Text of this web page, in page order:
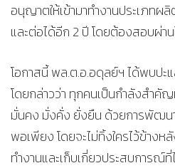
อนุญาตให้เข้ามาทำงานประเภทผลิ
และต่อได้อีก 2 ปี โดยต้องสอบผ่า
โอกาสนี้ พล.ต.อ.อดุลย์ฯ ได้พบปะแ
โดยกล่าวว่า ทุกคนเป็นกำลังสำคัญ
มั่นคง มั่งคั่ง ยั่งยืน ด้วยการพัฒ
พอเพียง โดยจะไม่ทิ้งใครไว้ข้างห
ทำงานและเก็บเกี่ยวประสบการณ์